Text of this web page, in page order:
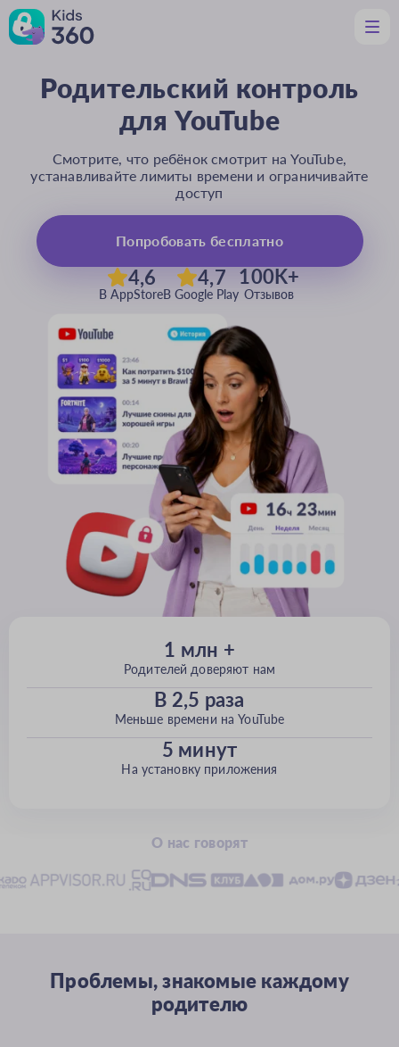
Функции
Полезное родителям
Поддержка
Скачать
Родительский контроль
для YouTube
Смотрите, что ребёнок смотрит на YouTube,
устанавливайте лимиты времени и ограничивайте
доступ
Попробовать бесплатно
4,6
В AppStore
4,7
В Google Play
100K+
Отзывов
1 млн +
Родителей доверяют нам
В 2,5 раза
Меньше времени на YouTube
5 минут
На установку приложения
О нас говорят
Проблемы, знакомые каждому
родителю